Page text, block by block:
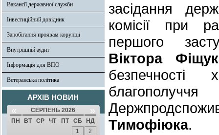
Вакансії державної служби
Інвестиційний довідник
Запобігання проявам корупції
Внутрішній аудит
Інформація для ВПО
Ветеранська політика
АРХІВ НОВИН
« СЕРПЕНЬ 2026 »
ПН ВТ СР ЧТ ПТ СБ
НД
1
2
засідання
комісії при
першого
Віктора
безпечності
Тимофіюка.